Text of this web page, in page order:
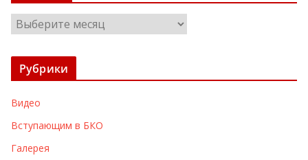
х
ы
Рубрики
Видео
Вступающим в БКО
Галерея